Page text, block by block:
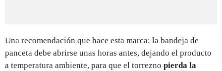
Una recomendación que hace esta marca: la bandeja de
panceta debe abrirse unas horas antes, dejando el producto
a temperatura ambiente, para que el torrezno pierda la